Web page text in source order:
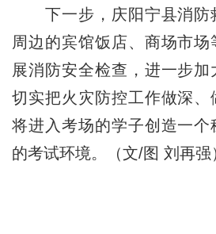
下一步，庆阳宁县消防
周边的宾馆饭店、商场市
展消防安全检查，进一步加
切实把火灾防控工作做深、
将进入考场的学子创造一个
的考试环境。（文/图 刘再强